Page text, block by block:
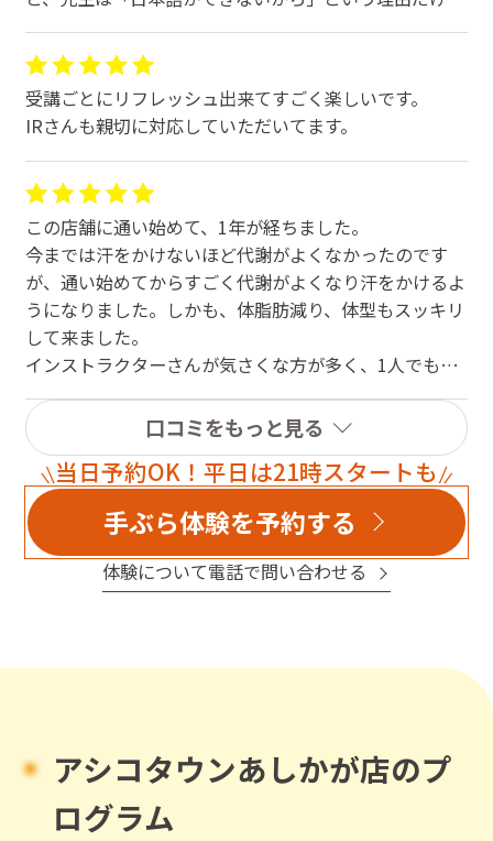
対応を拒否しました。ヨガは視覚的に理解できるレッス
ンなのに、一度も挑戦させてもらえませんでした。
この態度はとても 差別的で外国人に対して排他的 だと
思います。
もし「日本語ができない人は不可」というルールがある
なら、同じように「耳の不自由な方も参加できない」と
明記すべきです。なぜなら、日本語が分からないことと
聴覚障害は同じ状況だからです。しかし、サイトには手
話対応について一切書かれていません。
30分も運転して行ったのに、このような扱いを受けて本
当に残念でした。外国人を受け入れないのであれば、最
受講ごとにリフレッシュ出来てすごく楽しいです。
IRさんも親切に対応していただいてます。
この店舗に通い始めて、1年が経ちました。
今までは汗をかけないほど代謝がよくなかったのです
が、通い始めてからすごく代謝がよくなり汗をかけるよ
うになりました。しかも、体脂肪減り、体型もスッキリ
して来ました。
インストラクターさんが気さくな方が多く、1人でも不
安なく通えます。
予約もスムーズに取れるので、お仕事帰りに通うなど、
便利だと思います。
口コミをもっと見る
当日予約OK！平日は21時スタートも
手ぶら体験を予約する
体験について電話で問い合わせる
アシコタウンあしかが店のプ
ログラム